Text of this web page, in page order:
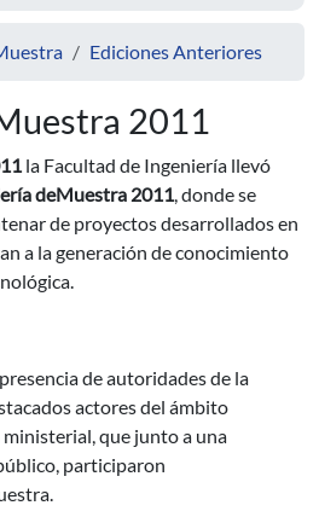
Ediciones Anteriores
2011
la Facultad de Ingeniería llevó
deMuestra 2011, donde se
de proyectos desarrollados en
a la generación de conocimiento
de autoridades de la
actores del ámbito
que junto a una
participaron